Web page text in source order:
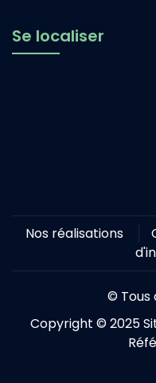
Se localiser
Nos réalisations
© Tous
Copyright © 2025